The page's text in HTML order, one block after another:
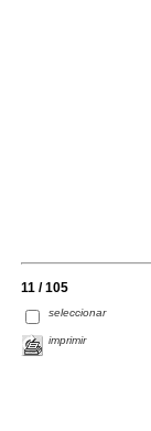
11 / 105
seleccionar
imprimir